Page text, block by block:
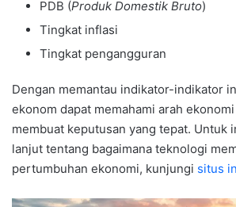
PDB (Produk Domestik Bruto)
Tingkat inflasi
Tingkat pengangguran
Dengan memantau indikator-indikator
ekonom dapat memahami arah
membuat keputusan yang tepat. Untuk
lanjut tentang bagaimana teknologi
pertumbuhan ekonomi, kunjungi situs